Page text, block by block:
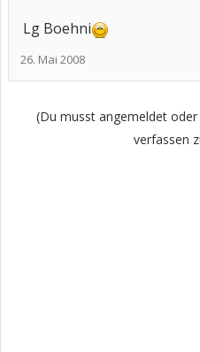
Lg Boehni
26. Mai 2008
(Du musst angemeldet
verfassen